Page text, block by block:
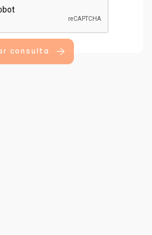
consulta